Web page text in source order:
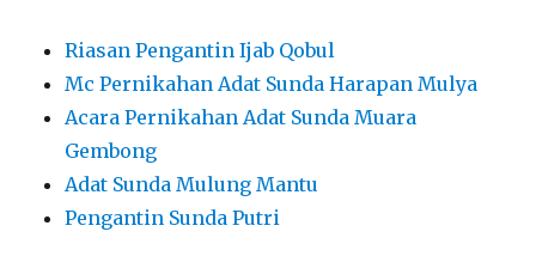
Riasan Pengantin Ijab Qobul
Mc Pernikahan Adat Sunda Harapan Mulya
Acara Pernikahan Adat Sunda Muara
Gembong
Adat Sunda Mulung Mantu
Pengantin Sunda Putri